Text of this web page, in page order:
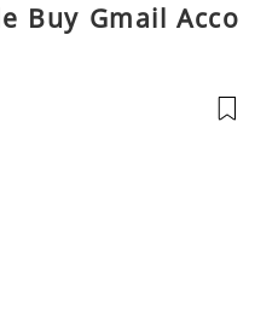
Buy Gmail Acco